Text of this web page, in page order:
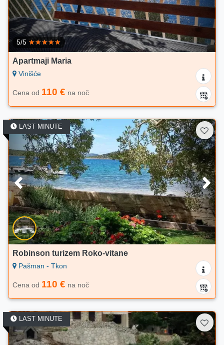
5/5
Apartmaji Maria
Vinišće
Cena od 110 € na noč
LAST MINUTE
Robinson turizem Roko-vitane
Pašman - Tkon
Cena od 110 € na noč
LAST MINUTE